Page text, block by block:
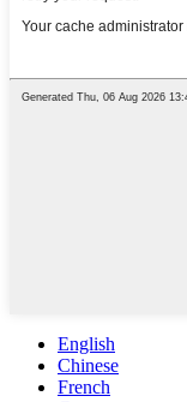
English
Chinese
French